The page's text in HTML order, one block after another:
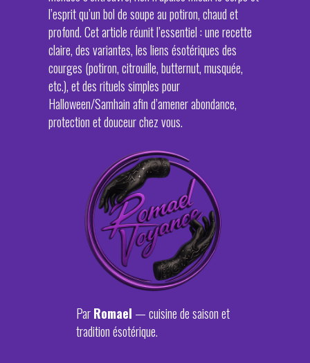
l’esprit qu’un bol de soupe au potiron, chaud et
profond. Cet article réunit l’essentiel : une recette
claire, des variantes, les liens ésotériques des
courges (potiron, citrouille, butternut, musquée,
etc.), et des rituels simples pour
Halloween/Samhain afin d’amener abondance,
protection et douceur chez vous.
ParRomael — cuisine de saison et
tradition ésotérique.